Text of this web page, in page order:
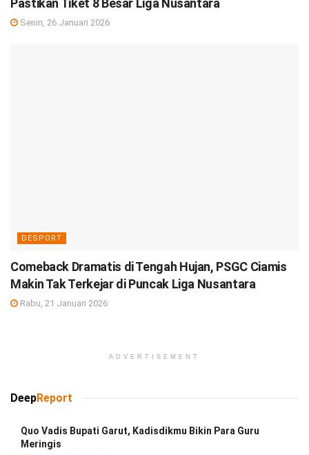
Senin, 26 Januari 2026
DESPORT
Comeback Dramatis di Tengah Hujan, PSGC Ciamis
Makin Tak Terkejar di Puncak Liga Nusantara
Rabu, 21 Januari 2026
ADVERTISEMENT
DeepReport
Quo Vadis Bupati Garut, Kadisdikmu Bikin Para Guru
Meringis